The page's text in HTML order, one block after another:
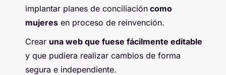
implantar planes de conciliación como
mujeres en proceso de reinvención.
Crear una web que fuese fácilmente editable
y que pudiera realizar cambios de forma
segura e independiente.